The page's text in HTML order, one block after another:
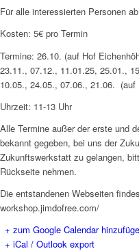
Für alle interessierten Personen
Kosten: 5€ pro Termin
Termine: 26.10. (auf Hof
23.11., 07.12., 11.01.25, 25.01.,
10.05., 24.05., 07.06., 21.06. (auf
Uhrzeit: 11-13 Uhr
Alle Termine außer der erste und
bekannt gegeben, bei uns der
Zukunftswerkstatt zu gelangen,
Rückseite nehmen.
Die entstandenen Webseiten
workshop.jimdofree.com/
+ zum Google Calendar
+ iCal / Outlook export